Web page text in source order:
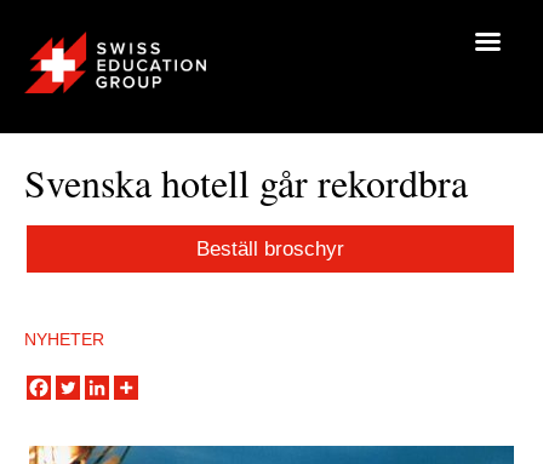
Svenska hotell går rekordbra
Beställ broschyr
NYHETER